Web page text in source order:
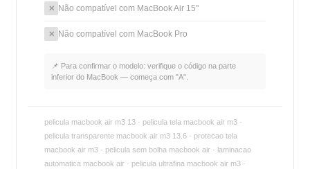
✕ Não compatível com MacBook Air 15"
✕ Não compatível com MacBook Pro
📌 Para confirmar o modelo: verifique o código na parte
inferior do MacBook — começa com "A".
pelicula macbook air m3 13 · pelicula tela macbook air m3 ·
pelicula transparente macbook air m3 13.6 · protecao tela
macbook air m3 · pelicula sem bolha macbook air · laminacao
automatica macbook air · pelicula ultrafina macbook air m3 ·